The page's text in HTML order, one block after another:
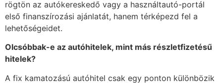
rögtön az autókereskedő vagy a használtautó-portál
első finanszírozási ajánlatát, hanem térképezd fel a
lehetőségeidet.
Olcsóbbak-e az autóhitelek, mint más részletfizetésű
hitelek?
A fix kamatozású autóhitel csak egy ponton különbözik